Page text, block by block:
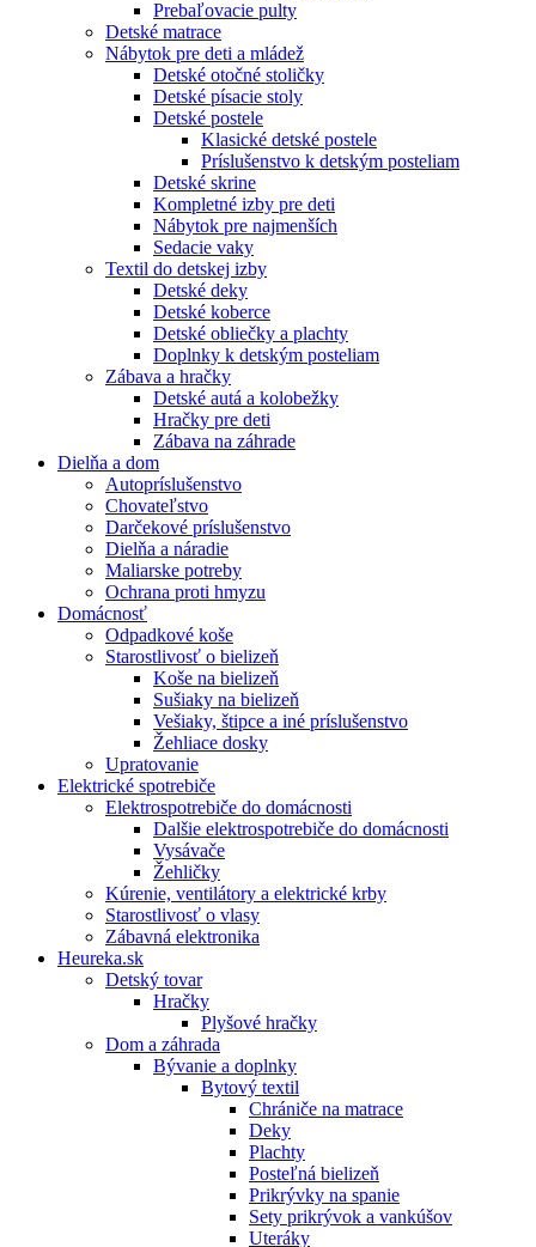
Prebaľovacie pulty
Detské matrace
Nábytok pre deti a mládež
Detské otočné stoličky
Detské písacie stoly
Detské postele
Klasické detské postele
Príslušenstvo k detským posteliam
Detské skrine
Kompletné izby pre deti
Nábytok pre najmenších
Sedacie vaky
Textil do detskej izby
Detské deky
Detské koberce
Detské obliečky a plachty
Doplnky k detským posteliam
Zábava a hračky
Detské autá a kolobežky
Hračky pre deti
Zábava na záhrade
Dielňa a dom
Autopríslušenstvo
Chovateľstvo
Darčekové príslušenstvo
Dielňa a náradie
Maliarske potreby
Ochrana proti hmyzu
Domácnosť
Odpadkové koše
Starostlivosť o bielizeň
Koše na bielizeň
Sušiaky na bielizeň
Vešiaky, štipce a iné príslušenstvo
Žehliace dosky
Upratovanie
Elektrické spotrebiče
Elektrospotrebiče do domácnosti
Dalšie elektrospotrebiče do domácnosti
Vysávače
Žehličky
Kúrenie, ventilátory a elektrické krby
Starostlivosť o vlasy
Zábavná elektronika
Heureka.sk
Detský tovar
Hračky
Plyšové hračky
Dom a záhrada
Bývanie a doplnky
Bytový textil
Chrániče na matrace
Deky
Plachty
Posteľná bielizeň
Prikrývky na spanie
Sety prikrývok a vankúšov
Uteráky